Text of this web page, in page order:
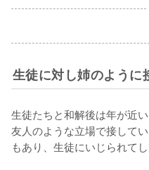
生徒に対し姉のように
生徒たちと和解後は年が近
友人のような立場で接して
もあり、生徒にいじられて